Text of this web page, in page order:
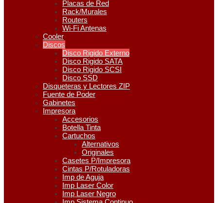
Placas de Red
Rack/Murales
Routers
Wi-Fi Antenas
Cooler
Discos
Disco Rigido Externo
Disco Rigido SATA
Disco Rigido SCSI
Disco SSD
Disqueteras y Lectores ZIP
Fuente de Poder
Gabinetes
Impresora
Accesorios
Botella Tinta
Cartuchos
Alternativos
Originales
Casetes P/Impresora
Cintas P/Rotuladoras
Imp de Aguja
Imp Laser Color
Imp Laser Negro